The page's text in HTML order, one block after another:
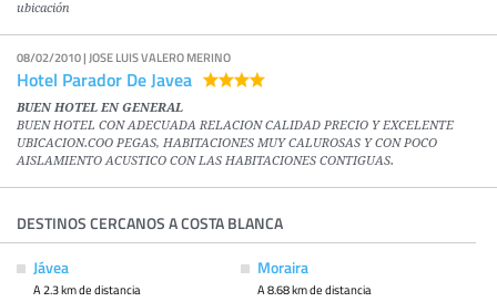
ubicación
08/02/2010 | JOSE LUIS VALERO MERINO
Hotel Parador De Javea
BUEN HOTEL EN GENERAL
BUEN HOTEL CON ADECUADA RELACION CALIDAD PRECIO Y EXCELENTE
UBICACION.COO PEGAS, HABITACIONES MUY CALUROSAS Y CON POCO
AISLAMIENTO ACUSTICO CON LAS HABITACIONES CONTIGUAS.
DESTINOS CERCANOS A COSTA BLANCA
Jávea
A 2.3 km de distancia
Moraira
A 8.68 km de distancia